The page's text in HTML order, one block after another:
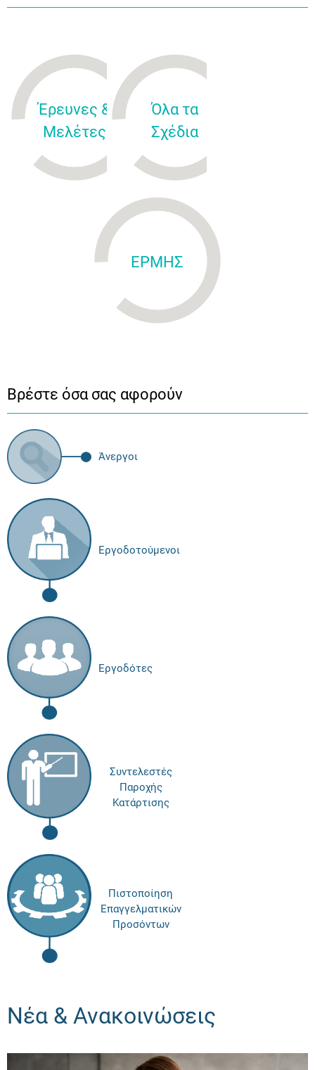
Έρευνες &
Μελέτες
Όλα τα
Σχέδια
ΕΡΜΗΣ
Βρέστε όσα σας αφορούν
Άνεργοι
Εργοδοτούμενοι
Εργοδότες
Συντελεστές
Παροχής
Κατάρτισης
Πιστοποίηση
Επαγγελματικών
Προσόντων
Νέα & Ανακοινώσεις